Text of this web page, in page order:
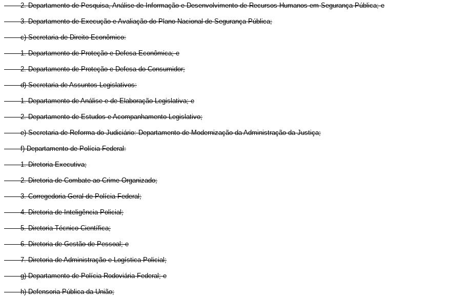
2. Departamento de Pesquisa, Análise de Informação e Desenvolvimento de Recursos Humanos em Segurança Pública; e
3. Departamento de Execução e Avaliação do Plano Nacional de Segurança Pública;
c) Secretaria de Direito Econômico:
1. Departamento de Proteção e Defesa Econômica; e
2. Departamento de Proteção e Defesa do Consumidor;
d) Secretaria de Assuntos Legislativos:
1. Departamento de Análise e de Elaboração Legislativa; e
2. Departamento de Estudos e Acompanhamento Legislativo;
e) Secretaria de Reforma do Judiciário: Departamento de Modernização da Administração da Justiça;
f) Departamento de Polícia Federal:
1. Diretoria-Executiva;
2. Diretoria de Combate ao Crime Organizado;
3. Corregedoria-Geral de Polícia Federal;
4. Diretoria de Inteligência Policial;
5. Diretoria Técnico-Científica;
6. Diretoria de Gestão de Pessoal; e
7. Diretoria de Administração e Logística Policial;
g) Departamento de Polícia Rodoviária Federal; e
h) Defensoria Pública da União;